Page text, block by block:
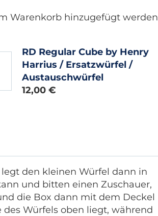
Warenkorb hinzugefügt werden
RD Regular Cube by Henry
Harrius / Ersatzwürfel /
Austauschwürfel
12,00 €
den kleinen Würfel dann in
und bitten einen Zuschauer,
die Box dann mit dem Deckel
Würfels oben liegt, während